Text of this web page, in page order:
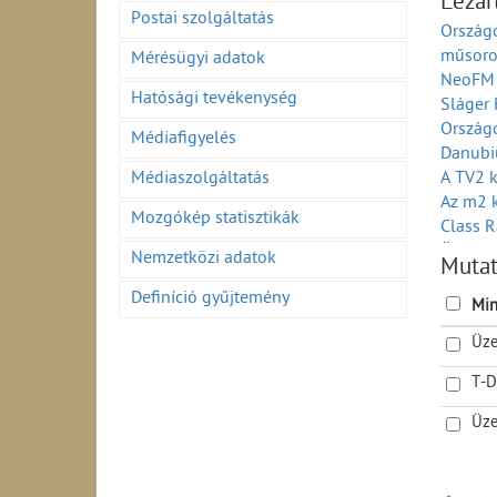
Postai szolgáltatás
Mérésügyi adatok
Hatósági tevékenység
Médiafigyelés
Médiaszolgáltatás
Mozgókép statisztikák
Nemzetközi adatok
Definíció gyűjtemény
Helyi
2023)
Helyi
Helyi
Sláger
A TV2
Az m2
Class
Rádió-
T-